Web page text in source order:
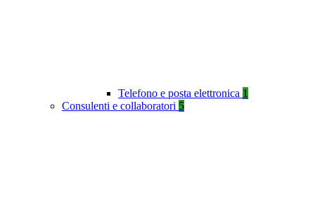
Telefono e posta elettronica 1
Consulenti e collaboratori 5